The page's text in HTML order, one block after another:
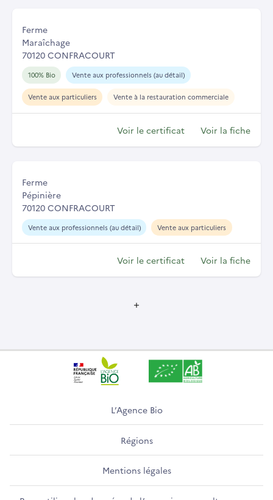
Ferme
Maraîchage
70120 CONFRACOURT
100% Bio Vente aux professionnels (au détail)
Vente aux particuliers Vente à la restauration commerciale
Voir le certificat Voir la fiche
Ferme
Pépinière
70120 CONFRACOURT
Vente aux professionnels (au détail) Vente aux particuliers
Voir le certificat Voir la fiche
L’Agence Bio
Régions
Mentions légales